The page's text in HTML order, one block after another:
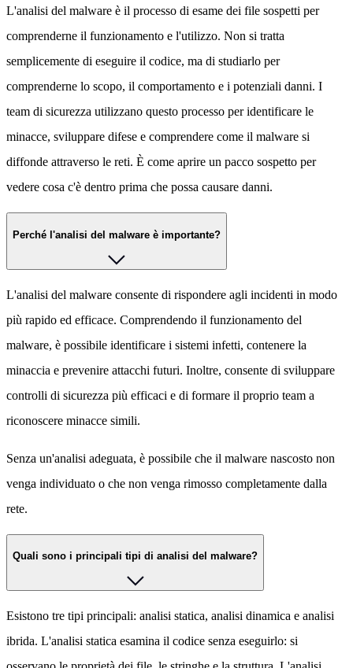
L'analisi del malware è il processo di esame dei file sospetti per
comprenderne il funzionamento e l'utilizzo. Non si tratta
semplicemente di eseguire il codice, ma di studiarlo per
comprenderne lo scopo, il comportamento e i potenziali danni. I
team di sicurezza utilizzano questo processo per identificare le
minacce, sviluppare difese e comprendere come il malware si
diffonde attraverso le reti. È come aprire un pacco sospetto per
vedere cosa c'è dentro prima che possa causare danni.
Perché l'analisi del malware è importante?
L'analisi del malware consente di rispondere agli incidenti in modo
più rapido ed efficace. Comprendendo il funzionamento del
malware, è possibile identificare i sistemi infetti, contenere la
minaccia e prevenire attacchi futuri. Inoltre, consente di sviluppare
controlli di sicurezza più efficaci e di formare il proprio team a
riconoscere minacce simili.
Senza un'analisi adeguata, è possibile che il malware nascosto non
venga individuato o che non venga rimosso completamente dalla
rete.
Quali sono i principali tipi di analisi del malware?
Esistono tre tipi principali: analisi statica, analisi dinamica e analisi
ibrida. L'analisi statica esamina il codice senza eseguirlo: si